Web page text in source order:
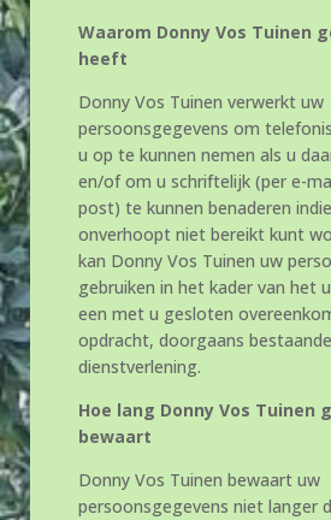
Waarom Donny Vos Tuinen
heeft
Donny Vos Tuinen verwerkt uw
persoonsgegevens om
u op te kunnen nemen als u
en/of om u schriftelijk (per e-
post) te kunnen benaderen
onverhoopt niet bereikt kunt
kan Donny Vos Tuinen uw
gebruiken in het kader van het
een met u gesloten
opdracht, doorgaans
dienstverlening.
Hoe lang Donny Vos Tuinen
bewaart
Donny Vos Tuinen bewaart uw
persoonsgegevens niet langer